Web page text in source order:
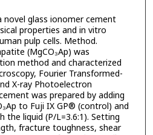
novel glass ionomer cement
properties and in vitro
pulp cells. Method.
(MgCO₃Ap) was
method and characterized
Fourier Transformed-
X-ray Photoelectron
was prepared by adding
to Fuji IX GP® (control) and
the liquid (P/L=3.6:1). Setting
fracture toughness, shear